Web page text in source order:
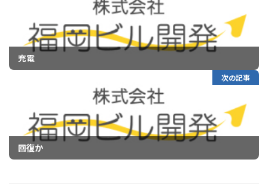
充電
次の記事
回復か